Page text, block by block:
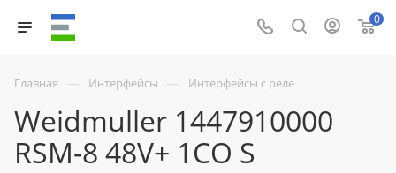
0
Главная — Интерфейсы — Интерфейсы с реле
Weidmuller 1447910000
RSM-8 48V+ 1CO S